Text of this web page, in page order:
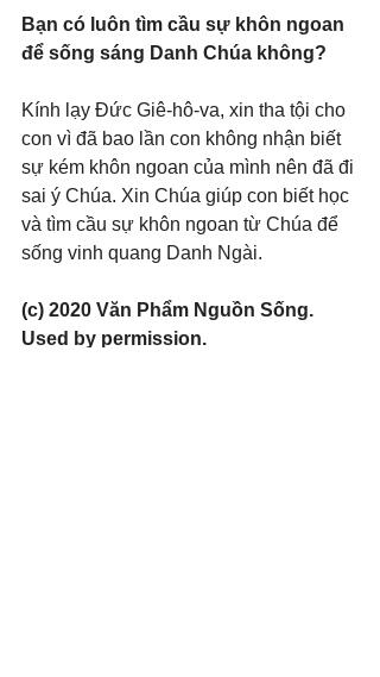
Bạn có luôn tìm cầu sự khôn ngoan
để sống sáng Danh Chúa không?
Kính lạy Đức Giê-hô-va, xin tha tội cho
con vì đã bao lần con không nhận biết
sự kém khôn ngoan của mình nên đã đi
sai ý Chúa. Xin Chúa giúp con biết học
và tìm cầu sự khôn ngoan từ Chúa để
sống vinh quang Danh Ngài.
(c) 2020 Văn Phẩm Nguồn Sống.
Used by permission.